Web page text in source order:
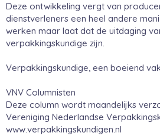
Deze ontwikkeling vergt van
dienstverleners een heel andere
werken maar laat dat de uitdaging
verpakkingskundige zijn.
Verpakkingskundige, een boeiend
VNV Columnisten
Deze column wordt maandelijks
Vereniging Nederlandse
www.verpakkingskundigen.nl